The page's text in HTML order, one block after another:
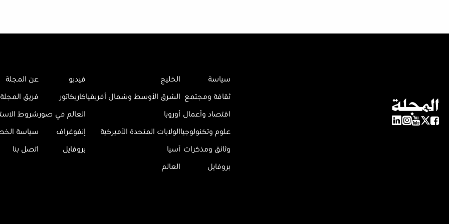
سياسة
ثقافة ومجتمع
اقتصاد وأعمال
علوم وتكنولوجيا
وثائق ومذكرات
بروفايل
الخليج
الشرق الأوسط وشمال أفريقيا
أوروبا
الولايات المتحدة الأميركية
آسيا
العالم
فيديو
كاريكاتور
العالم في صور
إنفوغراف
بروفايل
عن المجلة
فريق المجلة
شروط
سياسة
اتصل بنا